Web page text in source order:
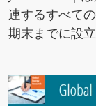
連するすべて
期末までに設